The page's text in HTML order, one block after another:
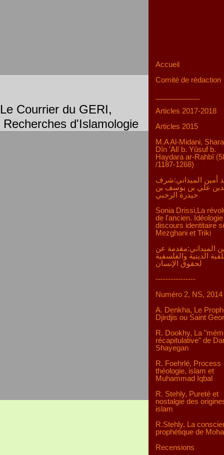
Le Courrier du GERI,
Recherches d'Islamologie
Accueil
Comité de rédaction
Articles 2017-2018
Articles 2015
M.A Al-Midani,
Dîn 'Alî b. Yûsuf b.
Haydara ar-Rahbî
/1187-1268)
أمين الميداني:شرف
علي بن يوسف بن
حيدرة الرحبي
Sonia Drissi,La
de l'ancien.
discours identitaire
Mezghani et Triki
الميداني:مقدمة عن
الدينية والفلسفية
لحقوق الإنسان
----------------
Numéro 2, NS, 2014
A. Denkha, Le
Djirdjis ou Saint
R. Dookhy, La
récapitulative" de
Shayegan
R. Foehrlé, Process
théologie, islam et
Muhammad Iqbal
R. Stehly, Pureté et
nostalgie des
islam
R.Stehly, La
prophétique de
Recensions